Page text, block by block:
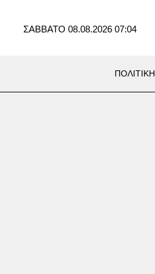
ΣΑΒΒΑΤΟ 08.08.2026 07:04
ΠΟΛΙΤΙΚΗ